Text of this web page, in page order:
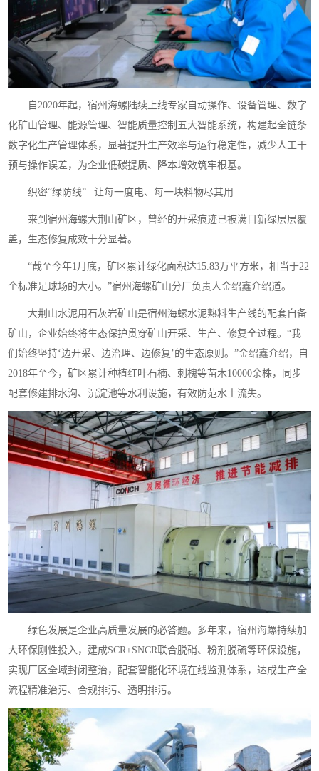
自2020年起，宿州海螺陆续上线专家自动操作、设备管理、数字
化矿山管理、能源管理、智能质量控制五大智能系统，构建起全链条
数字化生产管理体系，显著提升生产效率与运行稳定性，减少人工干
预与操作误差，为企业低碳提质、降本增效筑牢根基。
织密“绿防线” 让每一度电、每一块料物尽其用
来到宿州海螺大荆山矿区，曾经的开采痕迹已被满目新绿层层覆
盖，生态修复成效十分显著。
“截至今年1月底，矿区累计绿化面积达15.83万平方米，相当于22
个标准足球场的大小。”宿州海螺矿山分厂负责人金绍鑫介绍道。
大荆山水泥用石灰岩矿山是宿州海螺水泥熟料生产线的配套自备
矿山，企业始终将生态保护贯穿矿山开采、生产、修复全过程。“我
们始终坚持‘边开采、边治理、边修复’的生态原则。”金绍鑫介绍，自
2018年至今，矿区累计种植红叶石楠、刺槐等苗木10000余株，同步
配套修建排水沟、沉淀池等水利设施，有效防范水土流失。
绿色发展是企业高质量发展的必答题。多年来，宿州海螺持续加
大环保刚性投入，建成SCR+SNCR联合脱硝、粉剂脱硫等环保设施，
实现厂区全域封闭整治，配套智能化环境在线监测体系，达成生产全
流程精准治污、合规排污、透明排污。